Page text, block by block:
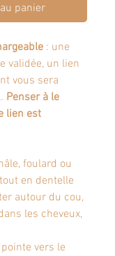
panier
: une
validée, un lien
vous sera
Penser à le
lien est
foulard ou
en dentelle
autour du cou,
les cheveux,
vers le